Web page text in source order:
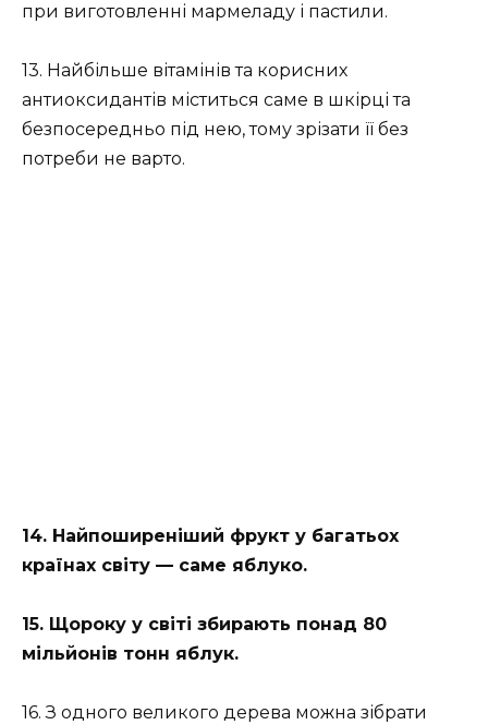
при виготовленні мармеладу і пастили.
13. Найбільше вітамінів та корисних
антиоксидантів міститься саме в шкірці та
безпосередньо під нею, тому зрізати її без
потреби не варто.
14. Найпоширеніший фрукт у багатьох
країнах світу — саме яблуко.
15. Щороку у світі збирають понад 80
мільйонів тонн яблук.
16. З одного великого дерева можна зібрати